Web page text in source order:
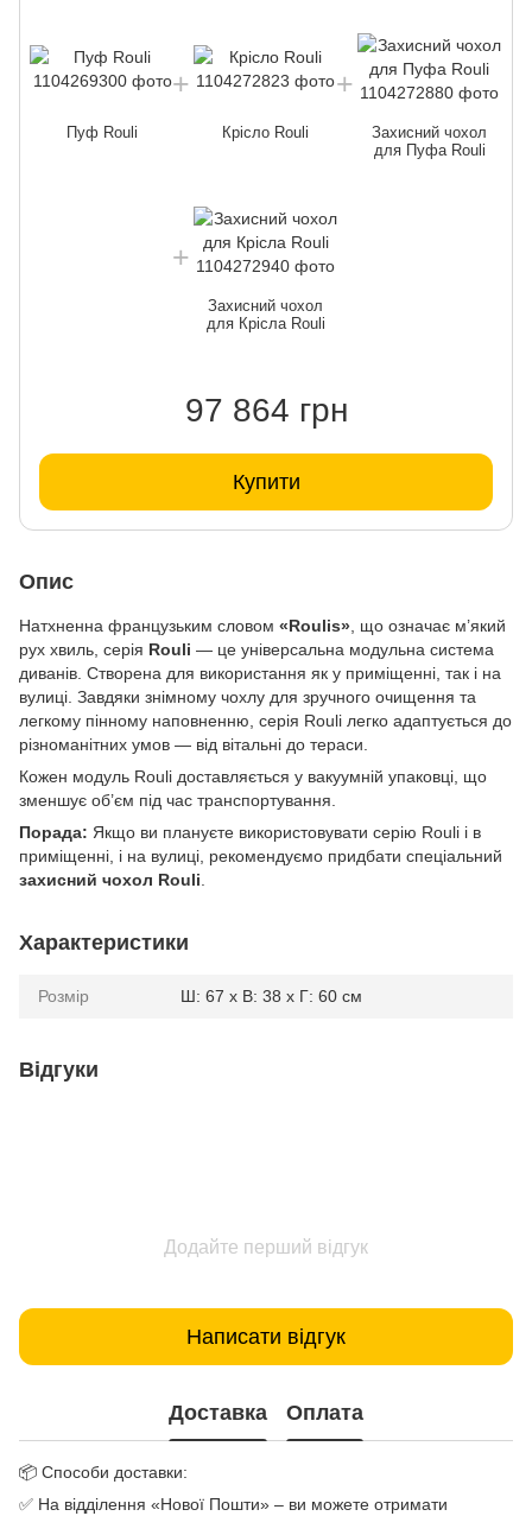
Пуф Rouli Крісло Rouli
Захисний чохол
для Пуфа Rouli
Захисний чохол
для Крісла Rouli
97 864 грн
Купити
Опис
Натхненна французьким словом «Roulis» , що означає м’який
рух хвиль, серія Rouli — це універсальна модульна система
диванів. Створена для використання як у приміщенні, так і на
вулиці. Завдяки знімному чохлу для зручного очищення та
легкому пінному наповненню, серія Rouli легко адаптується до
різноманітних умов — від вітальні до тераси.
Кожен модуль Rouli доставляється у вакуумній упаковці, що
зменшує об’єм під час транспортування.
Порада: Якщо ви плануєте використовувати серію Rouli і в
приміщенні, і на вулиці, рекомендуємо придбати спеціальний
захисний чохол Rouli
Характеристики
Розмір Ш: 67 x В: 38 x Г: 60 см
Відгуки
Додайте перший відгук
Написати відгук
Доставка Оплата
📦 Способи доставки:
✅ На відділення «Нової Пошти» – ви можете отримати